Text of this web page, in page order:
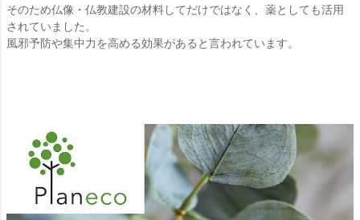
そのため仏像・仏教建設の材料してだけではなく、薬としても活用
されていました。
風邪予防や集中力を高める効果があると言われています。